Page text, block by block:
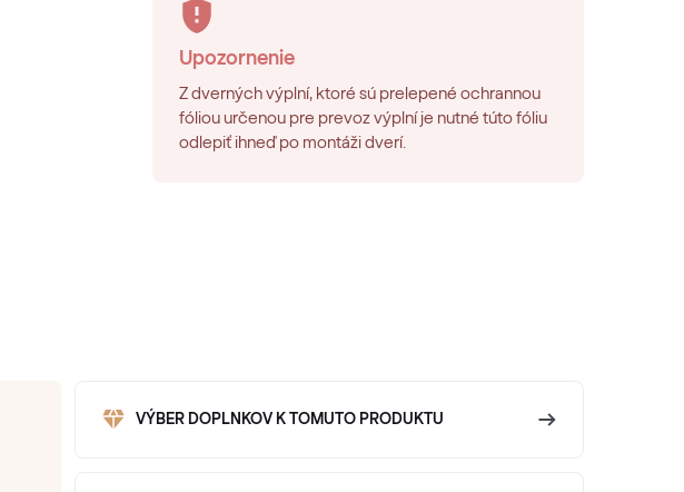
Upozornenie
Z dverných výplní, ktoré sú prelepené ochrannou
fóliou určenou pre prevoz výplní je nutné túto fóliu
odlepiť ihneď po montáži dverí.
VÝBER DOPLNKOV K TOMUTO PRODUKTU